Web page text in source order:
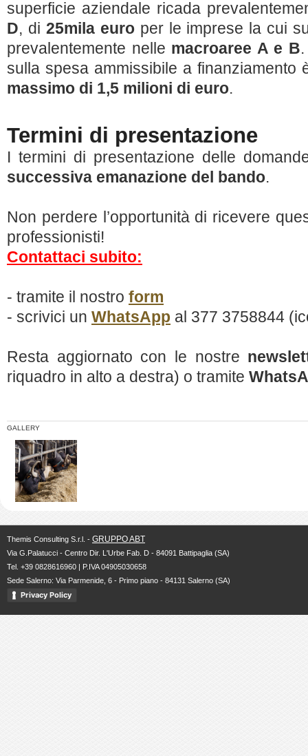
superficie aziendale ricada
D, di 25mila europer le imprese la cui
prevalentemente nelle macroaree A e B.
sulla spesa ammissibile a finanziamento
massimo di 1,5 milioni di euro.
Termini di presentazione
I termini di presentazione delle
successiva emanazione del bando.
Non perdere l’opportunità di ricevere
professionisti!
Contattaci subito:
- tramite il nostro form
- scrivici un WhatsApp al 377 3758844
Resta aggiornato con le nostre
riquadro in alto a destra) o tramite
GALLERY
Themis Consulting S.r.l. - GRUPPO ABT
Via G.Palatucci - Centro Dir. L'Urbe Fab. D - 84091 Battipaglia (SA)
Tel. +39 0828616960 | P.IVA 04905030658
Sede Salerno: Via Parmenide, 6 - Primo piano - 84131 Salerno (SA)
Privacy Policy